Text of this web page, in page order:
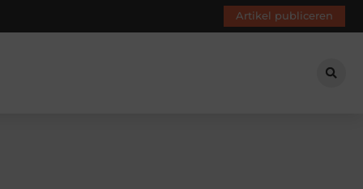
Artikel publiceren